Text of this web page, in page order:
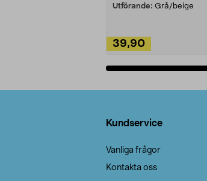
Utförande: Grå/beige
39,90
Kundservice
Vanliga frågor
Kontakta oss